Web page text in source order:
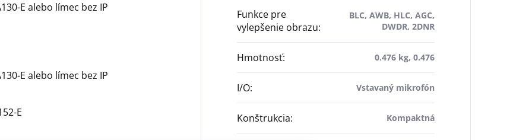
E alebo límec bez IP
E alebo límec bez IP
E
Funkce pre
vylepšenie obrazu:
BLC, AWB, HLC, AGC,
DWDR, 2DNR
Hmotnosť: 0.476 kg, 0.476
I/O: Vstavaný mikrofón
Konštrukcia: Kompaktná